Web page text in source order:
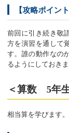
【攻略ポイン
前回に引き続き敬
方を演習を通して
す。誰の動作なの
るようにしておきま
＜算数 5年
相当算を学びます。